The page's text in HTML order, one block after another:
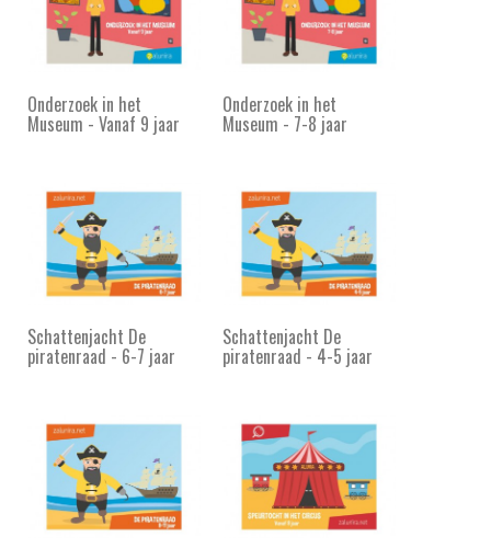
Onderzoek in het
Museum - Vanaf 9 jaar
Onderzoek in het
Museum - 7-8 jaar
Schattenjacht De
piratenraad - 6-7 jaar
Schattenjacht De
piratenraad - 4-5 jaar